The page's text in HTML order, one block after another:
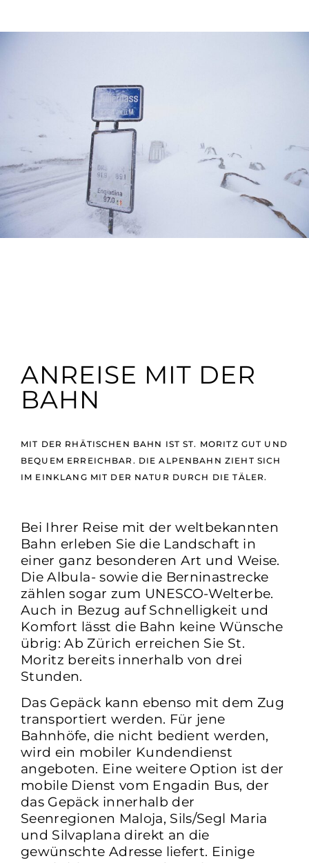
ANREISE MIT DER
BAHN
MIT DER RHÄTISCHEN BAHN IST ST. MORITZ GUT UND
BEQUEM ERREICHBAR. DIE ALPENBAHN ZIEHT SICH
IM EINKLANG MIT DER NATUR DURCH DIE TÄLER.
Bei Ihrer Reise mit der weltbekannten
Bahn erleben Sie die Landschaft in
einer ganz besonderen Art und Weise.
Die Albula- sowie die Berninastrecke
zählen sogar zum UNESCO-Welterbe.
Auch in Bezug auf Schnelligkeit und
Komfort lässt die Bahn keine Wünsche
übrig: Ab Zürich erreichen Sie St.
Moritz bereits innerhalb von drei
Stunden.
Das Gepäck kann ebenso mit dem Zug
transportiert werden. Für jene
Bahnhöfe, die nicht bedient werden,
wird ein mobiler Kundendienst
angeboten. Eine weitere Option ist der
mobile Dienst vom Engadin Bus, der
das Gepäck innerhalb der
Seenregionen Maloja, Sils/Segl Maria
und Silvaplana direkt an die
gewünschte Adresse liefert. Einige